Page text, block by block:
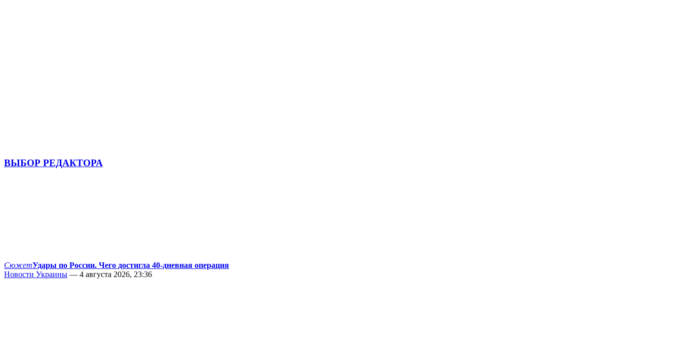
ВЫБОР РЕДАКТОРА
СюжетУдары по России. Чего достигла 40-дневная операция
Новости Украины — 4 августа 2026, 23:36